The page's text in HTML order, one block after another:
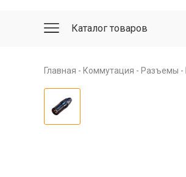
Каталог товаров
Главная Коммутация Разъемы